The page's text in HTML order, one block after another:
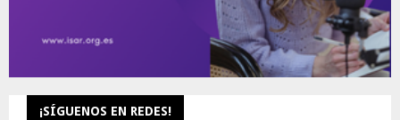
¡SÍGUENOS EN REDES!